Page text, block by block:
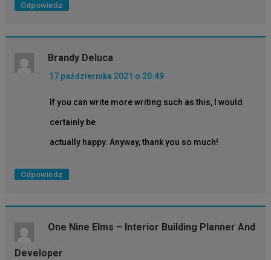
Odpowiedz
Brandy Deluca
17 października 2021 o 20:49
If you can write more writing such as this, I would
certainly be
actually happy. Anyway, thank you so much!
Odpowiedz
One Nine Elms – Interior Building Planner And
Developer